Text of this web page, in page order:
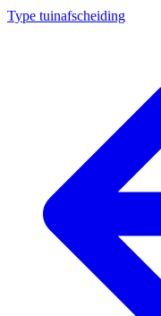
Type tuinafscheiding